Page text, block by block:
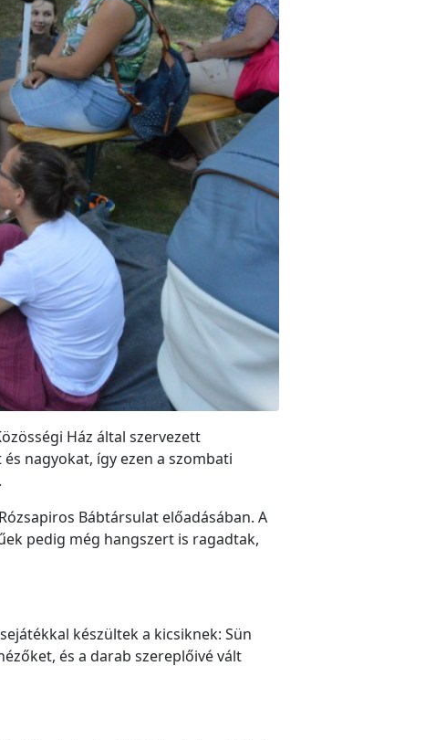
Ház által szervezett
nagyokat, így ezen a szombati
Bábtársulat előadásában. A
pedig még hangszert is ragadtak,
készültek a kicsiknek: Sün
és a darab szereplőivé vált